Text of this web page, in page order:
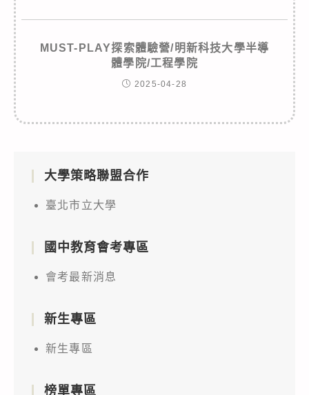
MUST-PLAY探索體驗營/明新科技大學半導
體學院/工程學院
2025-04-28
大學策略聯盟合作
臺北市立大學
國中教育會考專區
會考最新消息
新生專區
新生專區
榜單專區